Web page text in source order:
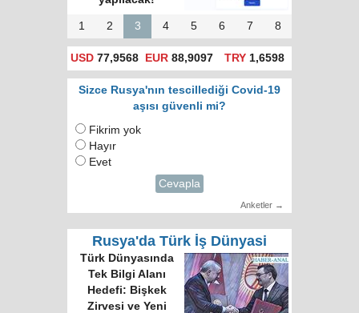
1 2 3 4 5 6 7 8
USD 77,9568 EUR 88,9097 TRY1,6598
Sizce Rusya'nın tescillediği Covid-19
aşısı güvenli mi?
Fikrim yok
Hayır
Evet
Cevapla
Anketler →
Rusya'da Türk İş Dünyasi
Türk Dünyasında
Tek Bilgi Alanı
Hedefi: Bişkek
Zirvesi ve Yeni